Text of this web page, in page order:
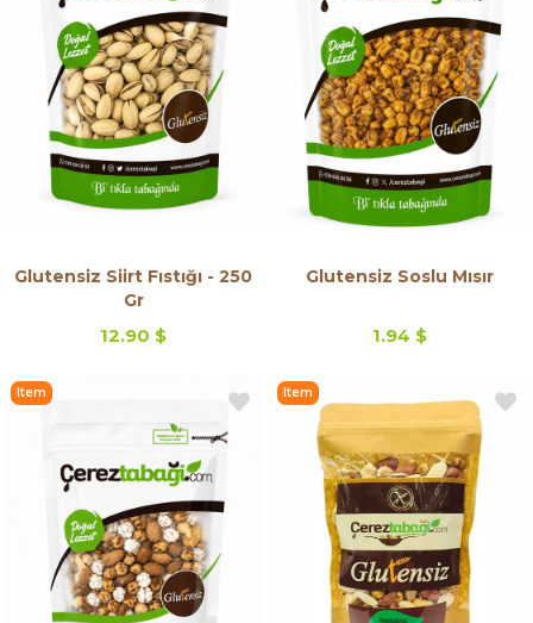
Glutensiz Siirt Fıstığı - 250
Gr
12.90 $
Glutensiz Soslu Mısır
1.94 $
Item
Item